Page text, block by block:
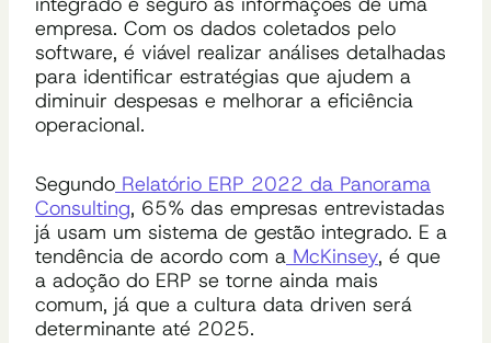
empresa. Com os dados coletados pelo
software, é viável realizar análises detalhadas
para identificar estratégias que ajudem a
diminuir despesas e melhorar a eficiência
operacional.
Segundo Relatório ERP 2022 da Panorama
Consulting, 65% das empresas entrevistadas
já usam um sistema de gestão integrado. E a
tendência de acordo com a McKinsey, é que
a adoção do ERP se torne ainda mais
comum, já que a cultura data driven será
determinante até 2025.